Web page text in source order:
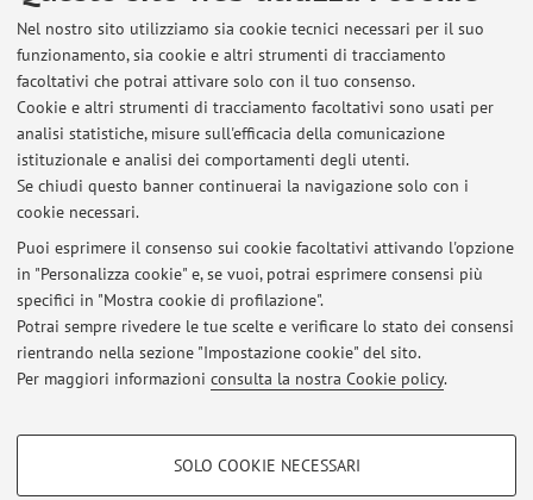
Nel nostro sito utilizziamo sia cookie tecnici necessari per il suo
funzionamento, sia cookie e altri strumenti di tracciamento
facoltativi che potrai attivare solo con il tuo consenso.
Cookie e altri strumenti di tracciamento facoltativi sono usati per
analisi statistiche, misure sull'efficacia della comunicazione
istituzionale e analisi dei comportamenti degli utenti.
Se chiudi questo banner continuerai la navigazione solo con i
cookie necessari.
Puoi esprimere il consenso sui cookie facoltativi attivando l'opzione
in "Personalizza cookie" e, se vuoi, potrai esprimere consensi più
specifici in "Mostra cookie di profilazione".
Potrai sempre rivedere le tue scelte e verificare lo stato dei consensi
rientrando nella sezione "Impostazione cookie" del sito.
Per maggiori informazioni consulta la nostra Cookie policy.
COOKIE DI PROFILAZIONE - FACOLTATIVI
SOLO COOKIE NECESSARI
2008; 2008LFK7J5_005) su “MARKERS NEUROENDOCRINI
CIRCOLANTI NEI TUMORI NEUOROENDOCRINI:
SIGNIFICATO FISIOPATOLOGICO, DIAGNOSTICO E
PROGNOSTICO IN RISPOSTA A DIFFERENTI SCHEMI DI
TERAPIA BIOLOGICA E TARGET THERAPY”. Coordinatore
Scientifico Prof.ssa Anna Maria Colao (Napoli), Responsabile
Scientifico Pro.ssa Gabriella Angeletti (Perugia)
Ultimi avvisi
Al momento non sono presenti avvisi.
Area riservata